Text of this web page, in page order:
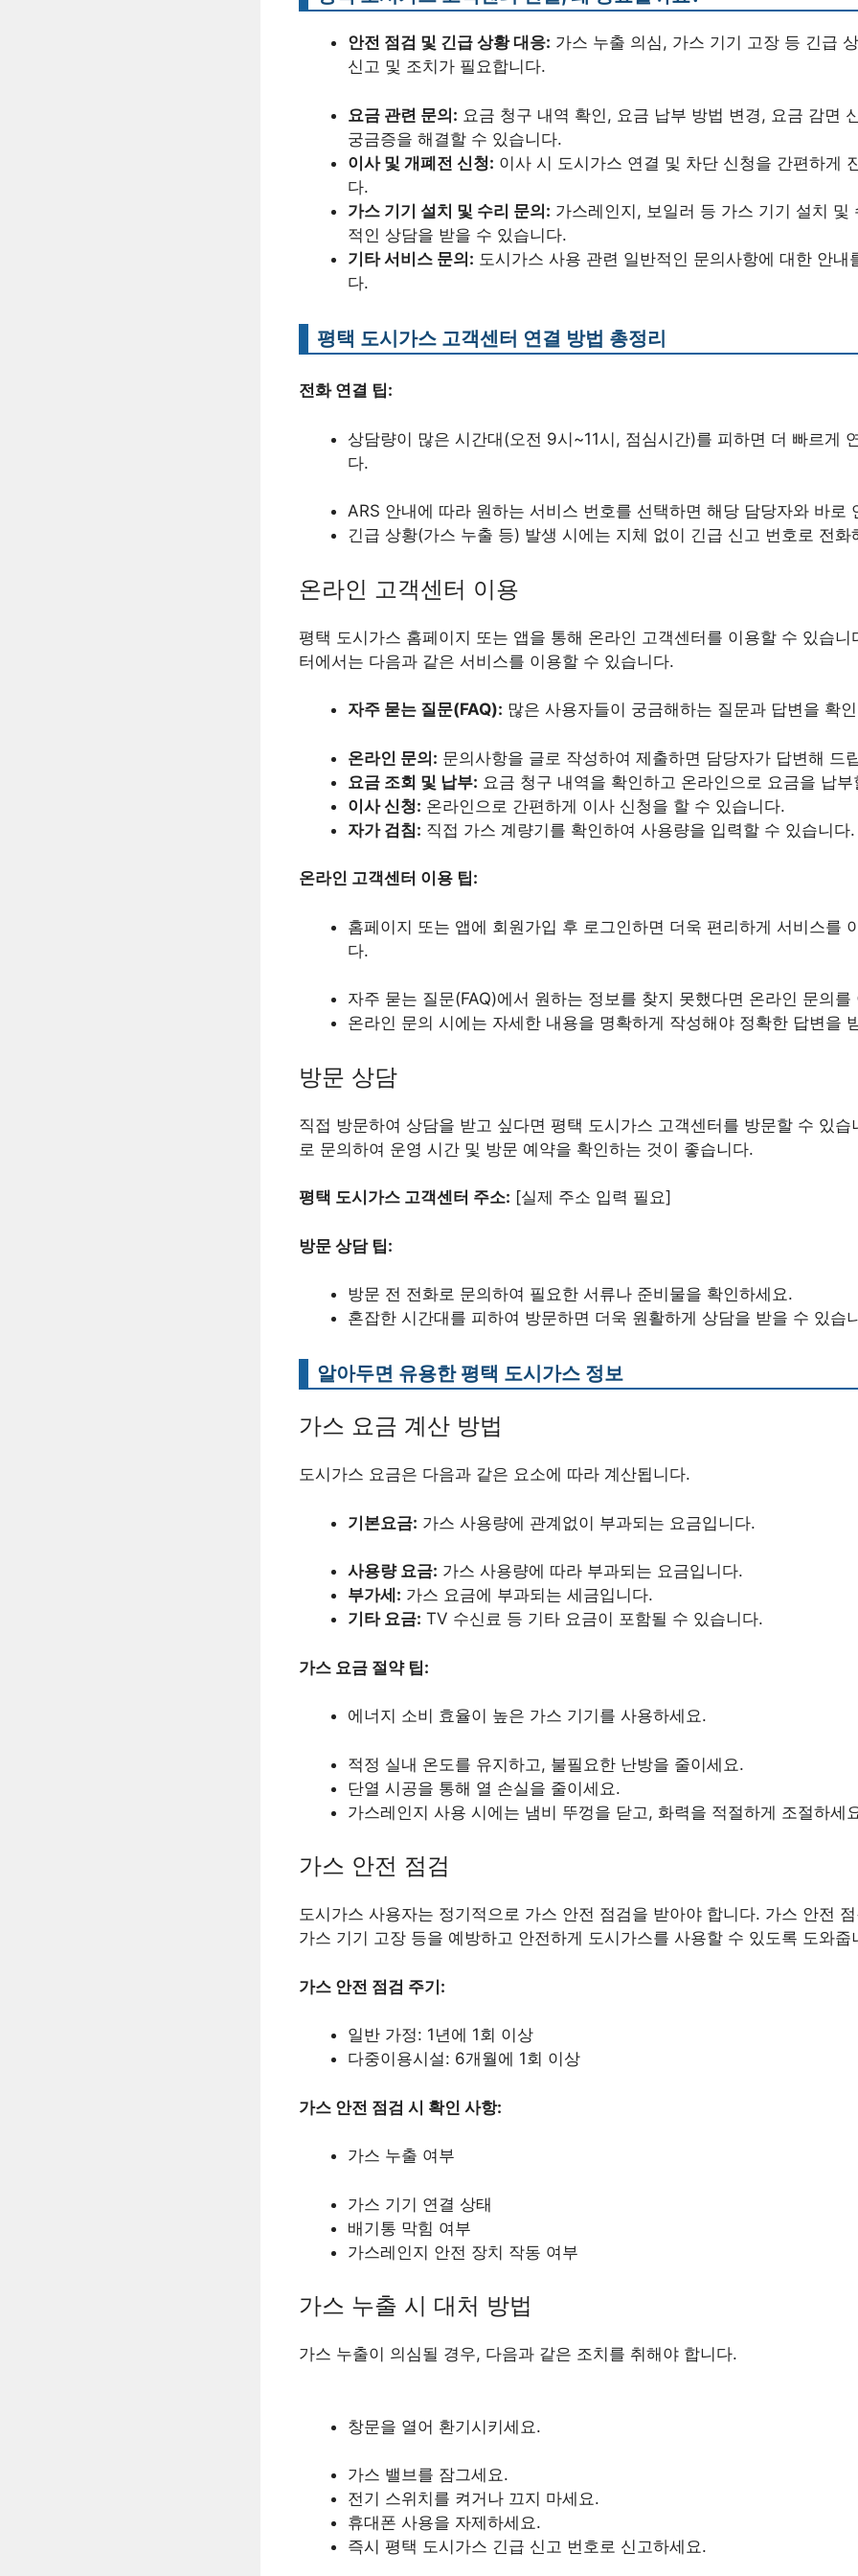
안전 점검 및 긴급 상황 대응: 가스 누출 의심, 가스 기기 고장 등 긴급
신고 및 조치가 필요합니다.
요금 관련 문의: 요금 청구 내역 확인, 요금 납부 방법 변경, 요금 감면
궁금증을 해결할 수 있습니다.
이사 및 개폐전 신청: 이사 시 도시가스 연결 및 차단 신청을 간편하게
다.
가스 기기 설치 및 수리 문의: 가스레인지, 보일러 등 가스 기기 설치 및
적인 상담을 받을 수 있습니다.
기타 서비스 문의: 도시가스 사용 관련 일반적인 문의사항에 대한 안내
다.
평택 도시가스 고객센터 연결 방법 총정리
전화 연결 팁:
상담량이 많은 시간대(오전 9시~11시, 점심시간)를 피하면 더 빠르게
다.
ARS 안내에 따라 원하는 서비스 번호를 선택하면 해당 담당자와 바로
긴급 상황(가스 누출 등) 발생 시에는 지체 없이 긴급 신고 번호로 전화
온라인 고객센터 이용
평택 도시가스 홈페이지 또는 앱을 통해 온라인 고객센터를 이용할 수 있습니
터에서는 다음과 같은 서비스를 이용할 수 있습니다.
자주 묻는 질문(FAQ): 많은 사용자들이 궁금해하는 질문과 답변을 확
온라인 문의: 문의사항을 글로 작성하여 제출하면 담당자가 답변해 드
요금 조회 및 납부: 요금 청구 내역을 확인하고 온라인으로 요금을 납
이사 신청: 온라인으로 간편하게 이사 신청을 할 수 있습니다.
자가 검침: 직접 가스 계량기를 확인하여 사용량을 입력할 수 있습니다.
온라인 고객센터 이용 팁:
홈페이지 또는 앱에 회원가입 후 로그인하면 더욱 편리하게 서비스를
다.
자주 묻는 질문(FAQ)에서 원하는 정보를 찾지 못했다면 온라인 문의를
온라인 문의 시에는 자세한 내용을 명확하게 작성해야 정확한 답변을
방문 상담
직접 방문하여 상담을 받고 싶다면 평택 도시가스 고객센터를 방문할 수 있
로 문의하여 운영 시간 및 방문 예약을 확인하는 것이 좋습니다.
평택 도시가스 고객센터 주소: [실제 주소 입력 필요]
방문 상담 팁:
방문 전 전화로 문의하여 필요한 서류나 준비물을 확인하세요.
혼잡한 시간대를 피하여 방문하면 더욱 원활하게 상담을 받을 수 있습
알아두면 유용한 평택 도시가스 정보
가스 요금 계산 방법
도시가스 요금은 다음과 같은 요소에 따라 계산됩니다.
기본요금: 가스 사용량에 관계없이 부과되는 요금입니다.
사용량 요금: 가스 사용량에 따라 부과되는 요금입니다.
부가세: 가스 요금에 부과되는 세금입니다.
기타 요금: TV 수신료 등 기타 요금이 포함될 수 있습니다.
가스 요금 절약 팁:
에너지 소비 효율이 높은 가스 기기를 사용하세요.
적정 실내 온도를 유지하고, 불필요한 난방을 줄이세요.
단열 시공을 통해 열 손실을 줄이세요.
가스레인지 사용 시에는 냄비 뚜껑을 닫고, 화력을 적절하게 조절하세
가스 안전 점검
도시가스 사용자는 정기적으로 가스 안전 점검을 받아야 합니다. 가스 안전
가스 기기 고장 등을 예방하고 안전하게 도시가스를 사용할 수 있도록 도와줍
가스 안전 점검 주기:
일반 가정: 1년에 1회 이상
다중이용시설: 6개월에 1회 이상
가스 안전 점검 시 확인 사항:
가스 누출 여부
가스 기기 연결 상태
배기통 막힘 여부
가스레인지 안전 장치 작동 여부
가스 누출 시 대처 방법
가스 누출이 의심될 경우, 다음과 같은 조치를 취해야 합니다.
창문을 열어 환기시키세요.
가스 밸브를 잠그세요.
전기 스위치를 켜거나 끄지 마세요.
휴대폰 사용을 자제하세요.
즉시 평택 도시가스 긴급 신고 번호로 신고하세요.